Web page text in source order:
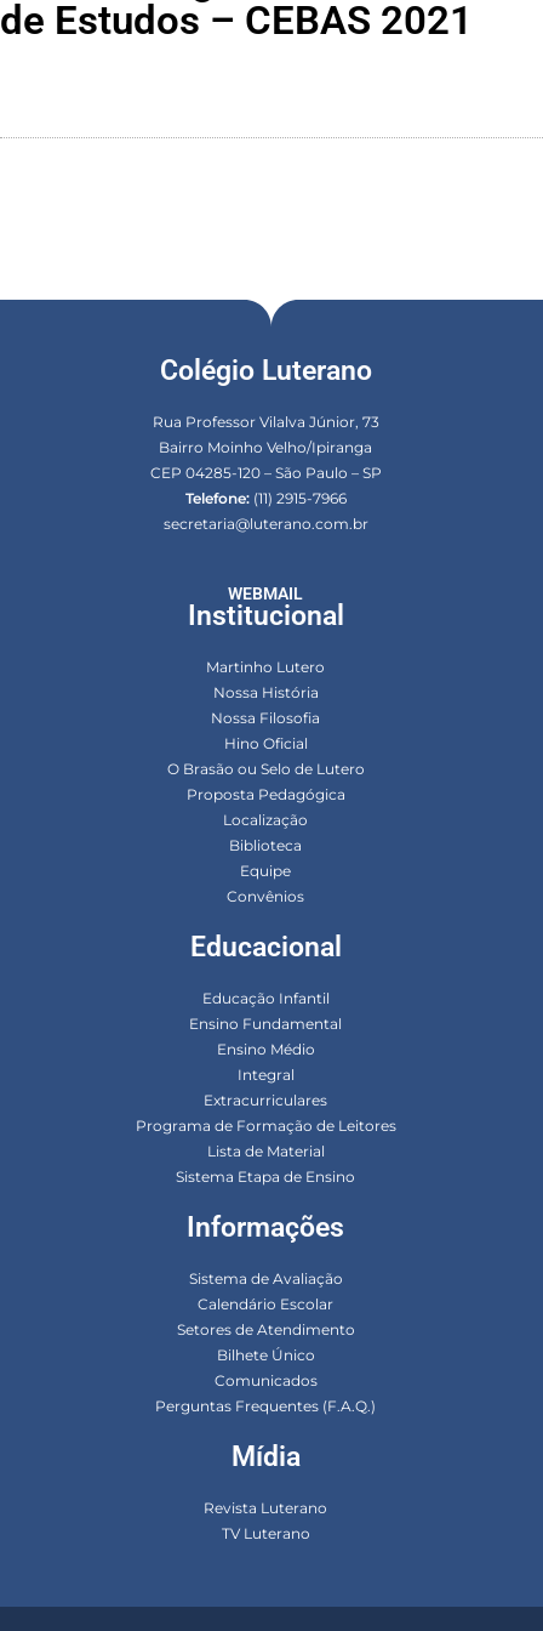
de Estudos – CEBAS 2021
Colégio Luterano
Rua Professor Vilalva Júnior, 73
Bairro Moinho Velho/Ipiranga
CEP 04285-120 – São Paulo – SP
Telefone:(11) 2915-7966
secretaria@luterano.com.br
WEBMAIL
Institucional
Martinho Lutero
Nossa História
Nossa Filosofia
Hino Oficial
O Brasão ou Selo de Lutero
Proposta Pedagógica
Localização
Biblioteca
Equipe
Convênios
Educacional
Educação Infantil
Ensino Fundamental
Ensino Médio
Integral
Extracurriculares
Programa de Formação de Leitores
Lista de Material
Sistema Etapa de Ensino
Informações
Sistema de Avaliação
Calendário Escolar
Setores de Atendimento
Bilhete Único
Comunicados
Perguntas Frequentes (F.A.Q.)
Mídia
Revista Luterano
TV Luterano